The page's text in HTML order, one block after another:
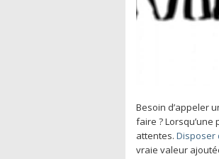
Besoin d’appeler
faire ?
attentes. Disposer
vraie valeur